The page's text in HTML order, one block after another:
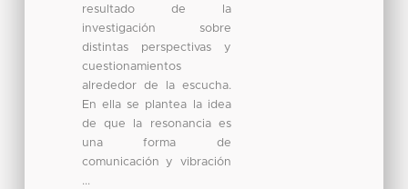
resultado de la
investigación sobre
distintas perspectivas y
cuestionamientos
alrededor de la escucha.
En ella se plantea la idea
de que la resonancia es
una forma de
comunicación y vibración
...